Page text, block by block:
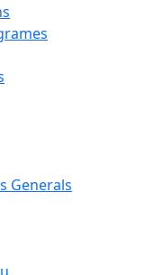
Generals